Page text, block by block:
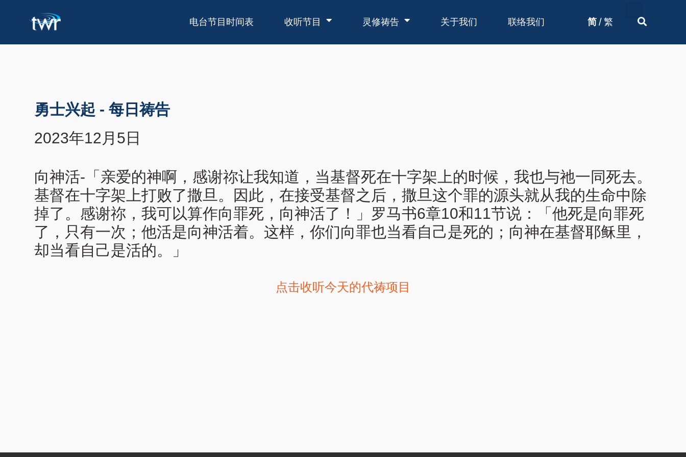
电台节目时间表 收听节目 灵修祷告 关于我们 联络我们 简 / 繁
勇士兴起 - 每日祷告
2023年12月5日
向神活-「亲爱的神啊，感谢祢让我知道，当基督死在十字架上的时候，我也与祂一同死去。
基督在十字架上打败了撒旦。因此，在接受基督之后，撒旦这个罪的源头就从我的生命中除
掉了。感谢祢，我可以算作向罪死，向神活了！」罗马书6章10和11节说：「他死是向罪死
了，只有一次；他活是向神活着。这样，你们向罪也当看自己是死的；向神在基督耶稣里，
却当看自己是活的。」
点击收听今天的代祷项目